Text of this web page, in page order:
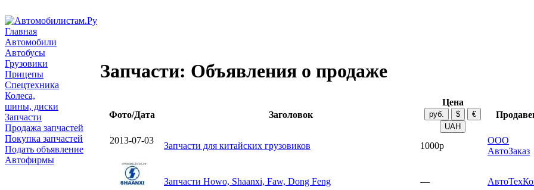
Главная
Автомобили
Автобусы
Грузовики
Прицепы
Спецтехника
Колеса,
шины, диски
Запчасти
Продажа запчастей
Покупка запчастей
Подать объявление
Автофирмы
Запчасти: Объявления о продаже
Фото/Дата Заголовок
Цена
2013-07-03
Запчасти для китайских грузовиков 1000р
ООО
АвтоЗаказ
Запчасти Howo, Shaanxi, Faw, Dong Feng —